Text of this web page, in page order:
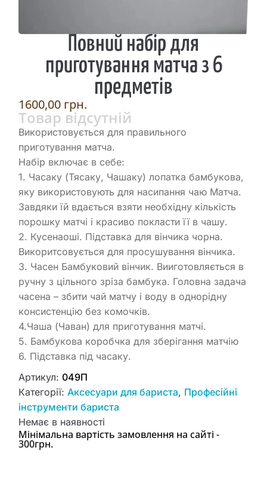
Повний набір для
приготування матча з 6
предметів
1600,00 грн.
Товар відсутній
Використовується для правильного
приготування матча.
Набір включає в себе:
1. Часаку (Тясаку, Чашаку) лопатка бамбукова,
яку використовують для насипання чаю Матча.
Завдяки їй вдається взяти необхідну кількість
порошку матчі і красиво покласти її в чашу.
2. Кусенаоші. Підставка для вінчика чорна.
Викоритсовується для просушування вінчика.
3. Часен Бамбуковий вінчик. Вииготовляється в
ручну з цільного зріза бамбука. Головна задача
часена – збити чай матчу і воду в однорідну
консистенцію без комочків.
4.Чаша (Чаван) для приготування матчі.
5. Бамбукова коробчка для зберігання матчію
6. Підставка під часаку.
Артикул: 049П
Категорії: Аксесуари для бариста, Професійні
інструменти бариста
Немає в наявності
Мінімальна вартість замовлення на сайті -
300грн.